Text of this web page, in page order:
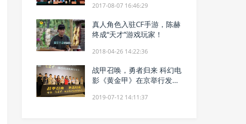
2017-08-07 16:46:29
真人角色入驻CF手游，陈赫
终成“天才”游戏玩家！
2018-04-26 14:22:36
战甲召唤，勇者归来 科幻电
影《黄金甲》在京举行发布
2019-07-12 14:11:37